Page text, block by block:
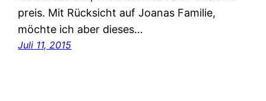
preis. Mit Rücksicht auf Joanas Familie,
möchte ich aber dieses…
Juli 11, 2015